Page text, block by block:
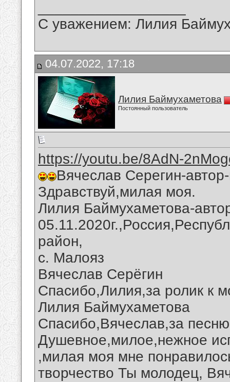
С уважением: Лилия
04.07.2022, 17:18
Лилия Баймухаметова
Постоянный пользователь
https://youtu.be/8AdN-
Вячеслав Серегин-
Здравствуй,милая моя.
Лилия Баймухаметова-
район,
с. Малояз
Вячеслав Серёгин
Спасибо,Лилия,за ролик к
Лилия Баймухаметова
Спасибо,Вячеслав,за
Душевное,милое,нежное
,милая моя мне
творчество Ты молодец,